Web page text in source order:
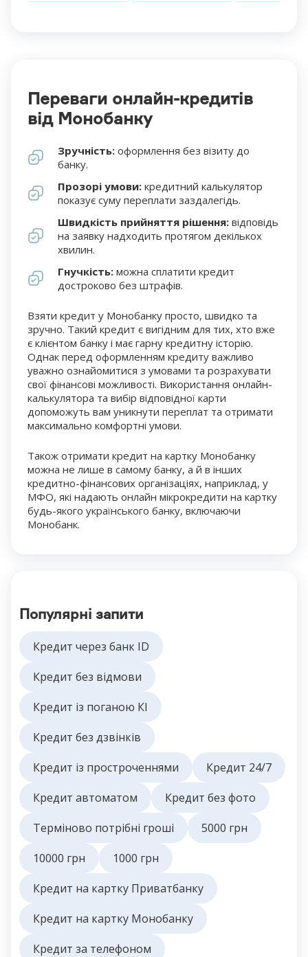
Переваги онлайн-кредитів
від Монобанку
Зручність: оформлення без візиту до
банку.
Прозорі умови: кредитний калькулятор
показує суму переплати заздалегідь.
Швидкість прийняття рішення: відповідь
на заявку надходить протягом декількох
хвилин.
Гнучкість: можна сплатити кредит
достроково без штрафів.
Взяти кредит у Монобанку просто, швидко та
зручно. Такий кредит є вигідним для тих, хто вже
є клієнтом банку і має гарну кредитну історію.
Однак перед оформленням кредиту важливо
уважно ознайомитися з умовами та розрахувати
свої фінансові можливості. Використання онлайн-
калькулятора та вибір відповідної карти
допоможуть вам уникнути переплат та отримати
максимально комфортні умови.
Також отримати кредит на картку Монобанку
можна не лише в самому банку, а й в інших
кредитно-фінансових організаціях, наприклад, у
МФО, які надають онлайн мікрокредити на картку
будь-якого українського банку, включаючи
Монобанк.
Популярні запити
Кредит через банк ID
Кредит без відмови
Кредит із поганою КІ
Кредит без дзвінків
Кредит із простроченнями
Кредит 24/7
Кредит автоматом
Кредит без фото
Терміново потрібні гроші
5000 грн
10000 грн
1000 грн
Кредит на картку Приватбанку
Кредит на картку Монобанку
Кредит за телефоном